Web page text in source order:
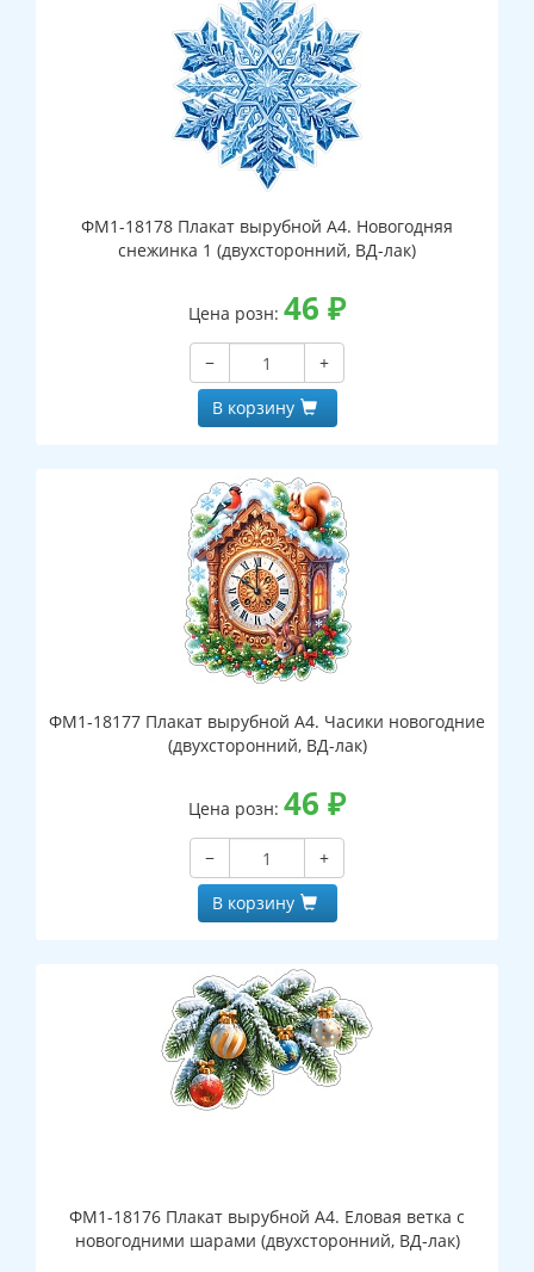
ФМ1-18178 Плакат вырубной А4. Новогодняя
снежинка 1 (двухсторонний, ВД-лак)
Цена розн: 46 ₽
−
+
В корзину
ФМ1-18177 Плакат вырубной А4. Часики новогодние
(двухсторонний, ВД-лак)
Цена розн: 46 ₽
−
+
В корзину
ФМ1-18176 Плакат вырубной А4. Еловая ветка с
новогодними шарами (двухсторонний, ВД-лак)